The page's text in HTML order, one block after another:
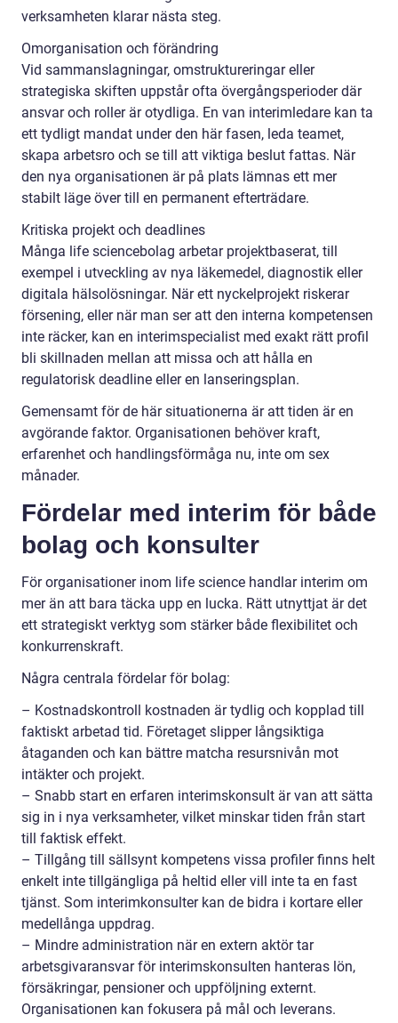
verksamheten klarar nästa steg.
Omorganisation och förändring
Vid sammanslagningar, omstruktureringar eller
strategiska skiften uppstår ofta övergångsperioder där
ansvar och roller är otydliga. En van interimledare kan ta
ett tydligt mandat under den här fasen, leda teamet,
skapa arbetsro och se till att viktiga beslut fattas. När
den nya organisationen är på plats lämnas ett mer
stabilt läge över till en permanent efterträdare.
Kritiska projekt och deadlines
Många life sciencebolag arbetar projektbaserat, till
exempel i utveckling av nya läkemedel, diagnostik eller
digitala hälsolösningar. När ett nyckelprojekt riskerar
försening, eller när man ser att den interna kompetensen
inte räcker, kan en interimspecialist med exakt rätt profil
bli skillnaden mellan att missa och att hålla en
regulatorisk deadline eller en lanseringsplan.
Gemensamt för de här situationerna är att tiden är en
avgörande faktor. Organisationen behöver kraft,
erfarenhet och handlingsförmåga nu, inte om sex
månader.
Fördelar med interim för både
bolag och konsulter
För organisationer inom life science handlar interim om
mer än att bara täcka upp en lucka. Rätt utnyttjat är det
ett strategiskt verktyg som stärker både flexibilitet och
konkurrenskraft.
Några centrala fördelar för bolag:
– Kostnadskontroll kostnaden är tydlig och kopplad till
faktiskt arbetad tid. Företaget slipper långsiktiga
åtaganden och kan bättre matcha resursnivån mot
intäkter och projekt.
– Snabb start en erfaren interimskonsult är van att sätta
sig in i nya verksamheter, vilket minskar tiden från start
till faktisk effekt.
– Tillgång till sällsynt kompetens vissa profiler finns helt
enkelt inte tillgängliga på heltid eller vill inte ta en fast
tjänst. Som interimkonsulter kan de bidra i kortare eller
medellånga uppdrag.
– Mindre administration när en extern aktör tar
arbetsgivaransvar för interimskonsulten hanteras lön,
försäkringar, pensioner och uppföljning externt.
Organisationen kan fokusera på mål och leverans.